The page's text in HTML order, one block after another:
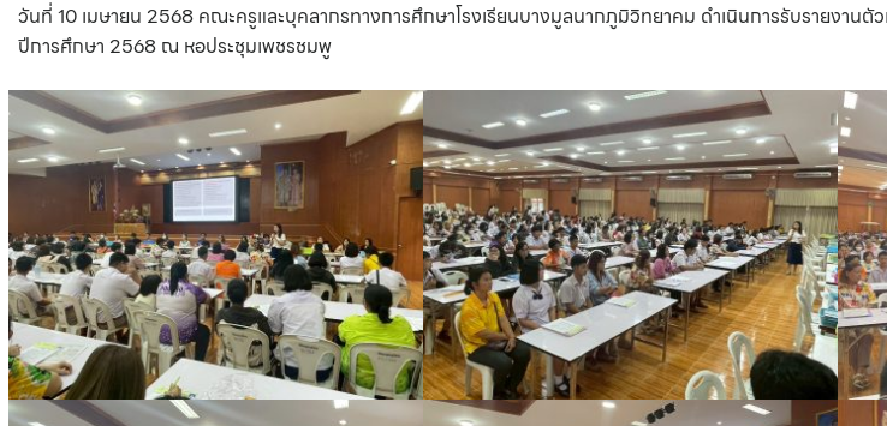
วันที่ 10 เมษายน 2568 คณะครูและบุคลากรทางการศึกษาโรงเรียนบางมูลนากภูมิวิทยาคม ดำเนินการรับรายงาน
ปีการศึกษา 2568 ณ หอประชุมเพชรชมพู